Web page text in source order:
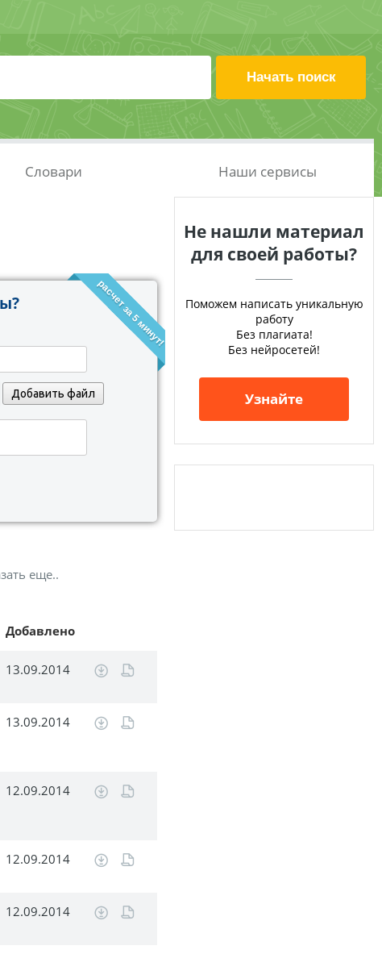
Словари Наши сервисы
расчет за 5 минут!
Добавить файл
еще..
Добавлено
13.09.2014
13.09.2014
12.09.2014
12.09.2014
12.09.2014
Не нашли материал
для своей работы?
Поможем написать уникальную
работу
Без плагиата!
Без нейросетей!
Узнайте